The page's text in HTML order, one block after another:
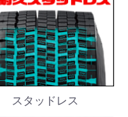
スタッドレス